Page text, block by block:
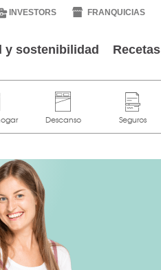
INVESTORS FRANQUICIAS
y sostenibilidad Recetas